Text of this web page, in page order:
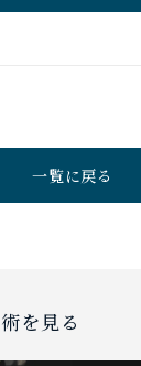
一覧に戻る
を見る